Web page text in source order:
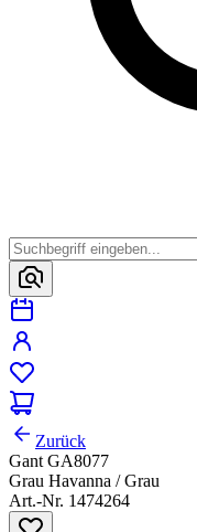
Zurück
Gant GA8077
Grau Havanna / Grau
Art.-Nr. 1474264